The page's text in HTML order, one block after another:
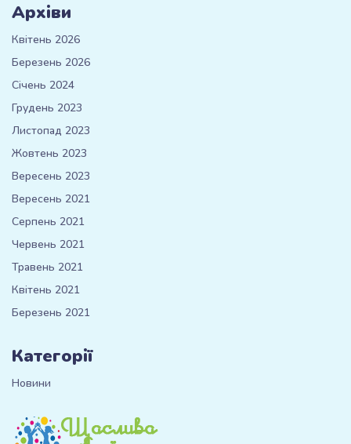
Архіви
Квітень 2026
Березень 2026
Січень 2024
Грудень 2023
Листопад 2023
Жовтень 2023
Вересень 2023
Вересень 2021
Серпень 2021
Червень 2021
Травень 2021
Квітень 2021
Березень 2021
Категорії
Новини